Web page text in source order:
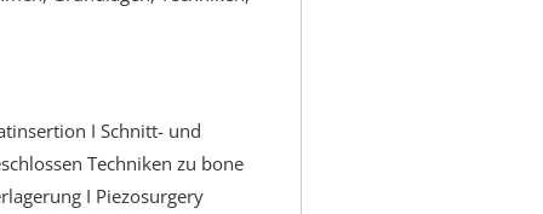
I Schnitt- und
Techniken zu bone
I Piezosurgery